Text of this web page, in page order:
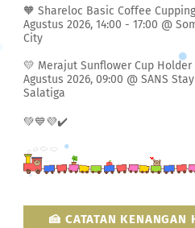
🧡 Shareloc Basic Coffee
Agustus 2026, 14:00 - 17:00 @
City
💛 Merajut Sunflower Cup Holder
Agustus 2026, 09:00 @ SANS
Salatiga
💚💙💜✔️
🍰 CATATAN KENANGAN